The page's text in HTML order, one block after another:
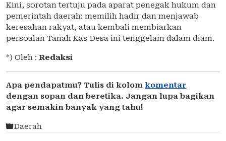
Kini, sorotan tertuju pada aparat penegak hukum dan
pemerintah daerah: memilih hadir dan menjawab
keresahan rakyat, atau kembali membiarkan
persoalan Tanah Kas Desa ini tenggelam dalam diam.
*) Oleh : Redaksi
Apa pendapatmu? Tulis di kolom komentar
dengan sopan dan beretika. Jangan lupa bagikan
agar semakin banyak yang tahu!
Daerah